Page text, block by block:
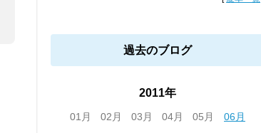
過去のブログ
2011年
01月 02月 03月 04月 05月
06月